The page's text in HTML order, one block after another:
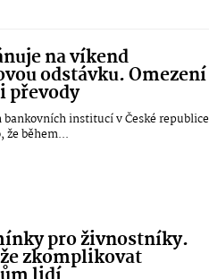
na víkend
odstávku. Omezení
převody
institucí v České republice
že během...
pro živnostníky.
zkomplikovat